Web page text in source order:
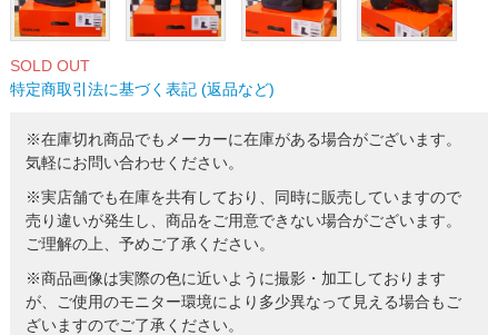
SOLD OUT
特定商取引法に基づく表記 (返品など)
※在庫切れ商品でもメーカーに在庫がある場合がございます。
気軽にお問い合わせください。
※実店舗でも在庫を共有しており、同時に販売していますので
売り違いが発生し、商品をご用意できない場合がございます。
ご理解の上、予めご了承ください。
※商品画像は実際の色に近いように撮影・加工しております
が、ご使用のモニター環境により多少異なって見える場合もご
ざいますのでご了承ください。